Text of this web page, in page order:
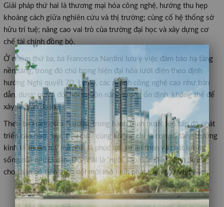
×
Giải pháp thứ hai là thương mại hóa công nghệ, hướng thu hẹp
khoảng cách giữa nghiên cứu và thị trường; củng cố hệ thống sở
hữu trí tuệ; nâng cao vai trò của trường đại học và xây dựng cơ
chế tài chính đồng bộ.
Ở nhóm thứ ba, bà Francesca Nardini lưu ý việc đảm bảo hạ tầng
nền tảng, trong đó chú trọng hiện đại hóa lưới điện theo định
hướng Nghị quyết 70. Lý do, các ngành công nghệ cao như bán
dẫn, dược phẩm đòi hỏi nguồn năng lượng ổn định, không thể để
xảy ra gián đoạn.
Theo bà Francesca Nardini, trong hành trình bước lên cấp độ phát
triển cao hơn, mục tiêu cuối cùng không chỉ là con số tăng trưởng
kinh tế thuần túy mà phải là phúc lợi, sự an toàn và chất lượng
sống của người dân. Đó phải là “ngôi sao Bắc Đẩu” định hướng
cho toàn bộ tiến trình đổi mới mô hình phát triển của Việt Nam.